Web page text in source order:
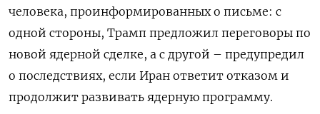
человека, проинформированных о письме: с
одной стороны, Трамп предложил переговоры по
новой ядерной сделке, а с другой – предупредил
о последствиях, если Иран ответит отказом и
продолжит развивать ядерную программу.